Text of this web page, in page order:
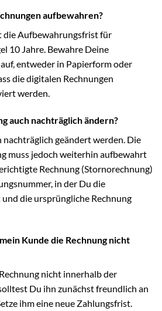
aufbewahren?
die Aufbewahrungsfrist für
10 Jahre. Bewahre Deine
entweder in Papierform oder
die digitalen Rechnungen
werden.
auch nachträglich ändern?
nachträglich geändert werden. Die
muss jedoch weiterhin aufbewahrt
Rechnung (Stornorechnung)
in der Du die
die ursprüngliche Rechnung
Kunde die Rechnung nicht
nicht innerhalb der
Du ihn zunächst freundlich an
ihm eine neue Zahlungsfrist.